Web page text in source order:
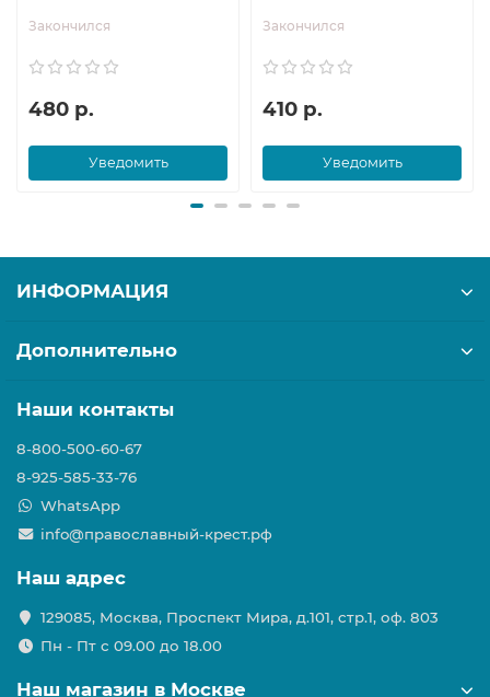
Закончился
480 р.
Уведомить
Закончился
410 р.
Уведомить
ИНФОРМАЦИЯ
Дополнительно
Наши контакты
8-800-500-60-67
8-925-585-33-76
WhatsApp
info@православный-крест.рф
Наш адрес
129085, Москва, Проспект Мира, д.101, стр.1, оф. 803
Пн - Пт с 09.00 до 18.00
Наш магазин в Москве